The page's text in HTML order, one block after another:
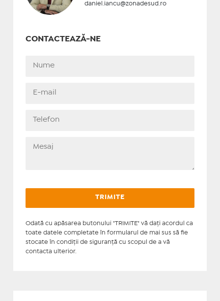
daniel.iancu@zonadesud.ro
CONTACTEAZĂ-NE
Odată cu apăsarea butonului "TRIMITE" vă daţi acordul ca
toate datele completate în formularul de mai sus să fie
stocate în condiţii de siguranţă cu scopul de a vă
contacta ulterior.